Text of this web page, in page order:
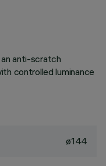
anti-scratch
controlled luminance
ø144